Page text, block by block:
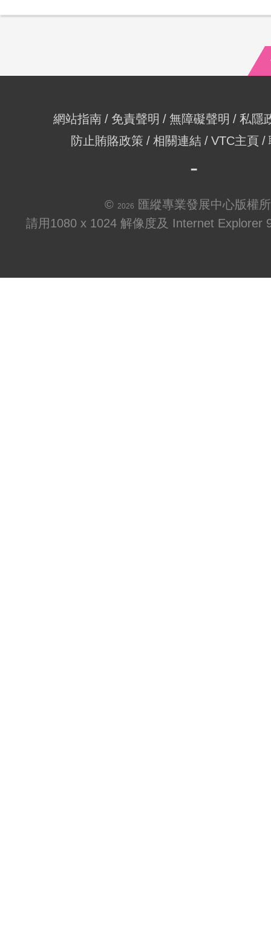
網站指南 免責聲明 無障礙聲明
私隱
防止賄賂政策
相關連結 VTC主頁
© 2026
匯縱專業發展中心版權
請用1080 x 1024 解像度及 Internet Explorer